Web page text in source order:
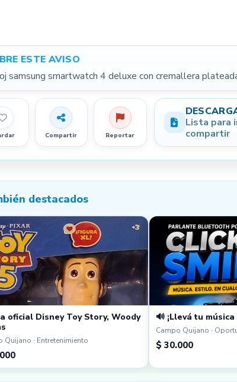
ESTE AVISO
samsung smartwatch 4 deluxe con cremallera
Compartir Reportar
Lista para
compartir
destacados
oficial Disney Toy Story, Woody
Quijano · Entretenimiento
🔊 ¡Llevá tu
Campo Quijano ·
$ 30.000
Condiciones de
Condición(opcional)
NIVEL DE CONFIANZA
Generá más